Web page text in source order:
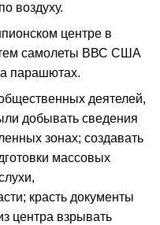
воздуху.
центре в
самолеты ВВС США
парашютах.
деятелей,
добывать сведения
зонах; создавать
массовых
красть документы
центра взрывать